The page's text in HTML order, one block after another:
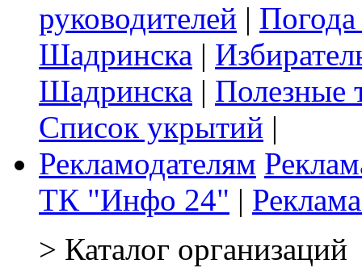
руководителей |
Шадринска |
Шадринска | Полезные
Список укрытий |
Рекламодателям
ТК "Инфо 24" |
> Каталог организаций